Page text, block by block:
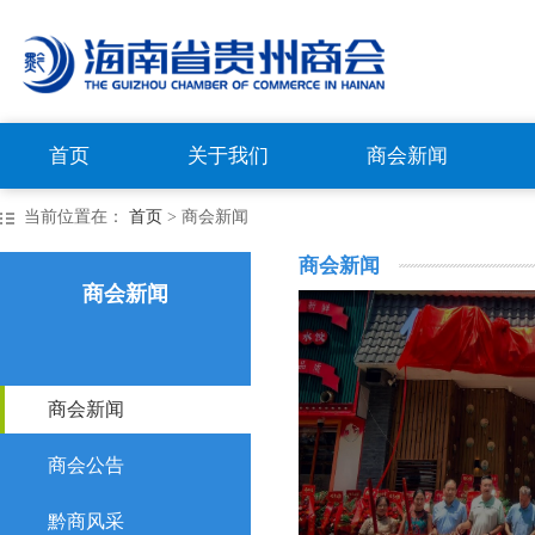
首页 关于我们 商会新闻
当前位置在： 首页 > 商会新闻
商会新闻
商会新闻
商会公告
黔商风采
商会新闻